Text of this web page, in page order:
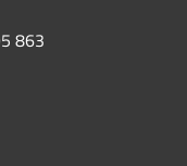
863